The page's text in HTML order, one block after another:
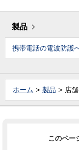
製品
携帯電話の電波防護
ホーム 製品 店
このペー